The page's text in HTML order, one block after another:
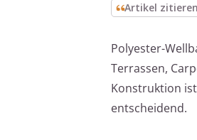
Artikel zitieren
Polyester-
Terrassen,
Konstruktion
entscheidend.